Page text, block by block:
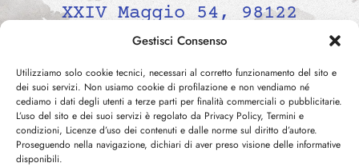
Gestisci Consenso
Utilizziamo solo cookie tecnici, necessari al corretto funzionamento del sito e
dei suoi servizi. Non usiamo cookie di profilazione e non vendiamo né
cediamo i dati degli utenti a terze parti per finalità commerciali o pubblicitarie.
L’uso del sito e dei suoi servizi è regolato da Privacy Policy, Termini e
condizioni, Licenze d’uso dei contenuti e dalle norme sul diritto d’autore.
Proseguendo nella navigazione, dichiari di aver preso visione delle informative
disponibili.
XXIV Maggio 54, 98122
Messina, Italia P.IVA
02139690834 -
contatti@mezzodi.it